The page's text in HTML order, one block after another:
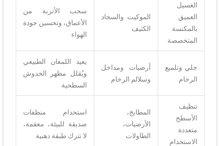
الغسيل
العميق
بالمكنسة
المتخصصة
الموكيت والسجاد
الكثيف
سحب الأتربة من
الأعماق، وتحسين جودة
الهواء
جلي وتلميع
الرخام
أرضيات ومداخل
وسلالم الرخام
يعيد اللمعان الطبيعي
ويُقلل مظهر الخدوش
السطحية
تنظيف
الأسطح
متعددة
الاستخدام
المطابخ،
الأرضيات،
الطاولات
استخدام منظفات
صديقة للبيئة، معقمة،
لا تترك طبقة دهنية